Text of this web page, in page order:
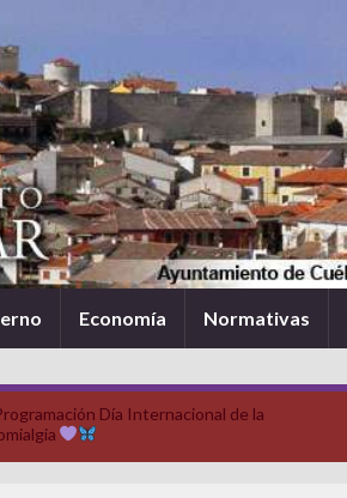
Economía Normativas
Día Internacional de la